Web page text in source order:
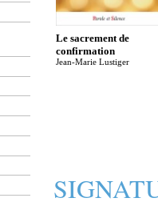
Le sacrement de
confirmation
Jean-Marie Lustiger